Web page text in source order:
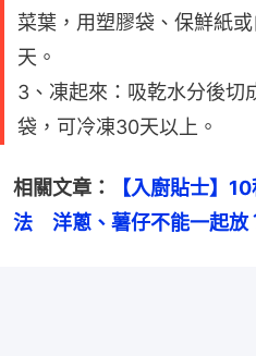
菜葉，用塑膠袋、保鮮紙
天。
3、凍起來：吸乾水分後切
袋，可冷凍30天以上。
相關文章：
【入廚貼士】
法　洋蔥、薯仔不能一起放